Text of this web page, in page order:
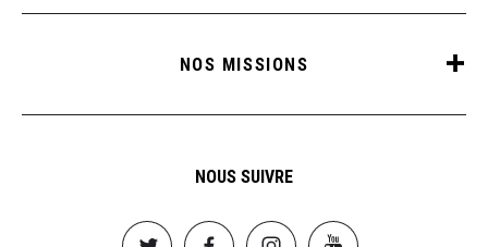
NOS MISSIONS
NOUS SUIVRE
Image Image Image Image